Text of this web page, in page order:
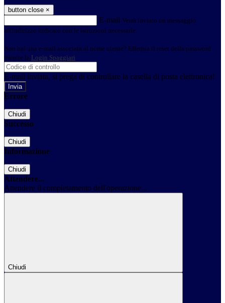
button close ×
E-mail Verrà inviato un messaggio
all'indirizzo indicato con le istruzioni necessarie.
Non hai una e-mail associata al nome utente? Effettua il reset della password
tramite la Login Spaggiari
E-mail inviata, si prega di controllare la casella di posta elettronica!
Errore
Chiudi
Successo
Chiudi
Informazione
Chiudi
Attendere...
Attendere il completamento dell'operazione...
Chiudi